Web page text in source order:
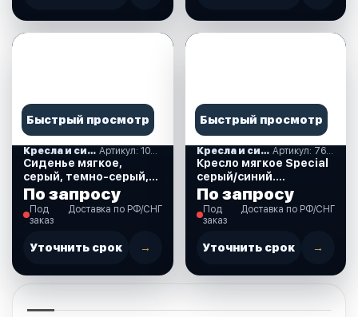
Быстрый просмотр
Кресла и сиденья
Сиденье мягкое,
серый, темно-серый,
FISH PRO (1041633)
По запросу
Под
заказ
Доставка по РФ/СНГ
Уточнить срок →
Быстрый просмотр
Кресла и сиденья Артикул: 76236GBC-MR
Кресло мягкое Special
серый/синий.
(76236GBC-MR)
По запросу
Под
заказ
Доставка по РФ/СНГ
Уточнить срок →